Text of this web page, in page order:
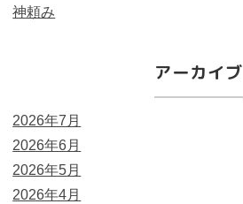
神頼み
アーカイブ
2026年7月
2026年6月
2026年5月
2026年4月